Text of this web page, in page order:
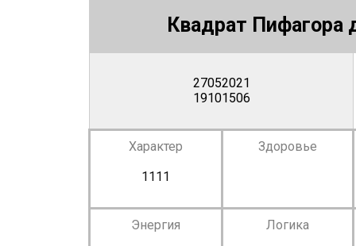
Квадрат Пифагора
27052021
19101506
Характер
1111
Здоровье
Энергия
Логика